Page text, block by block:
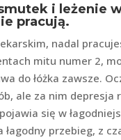
i leżenie
pracują.
nadal
mitu numer 2,
do łóżka zawsze.
ale za nim depresja
się w
przebieg, z